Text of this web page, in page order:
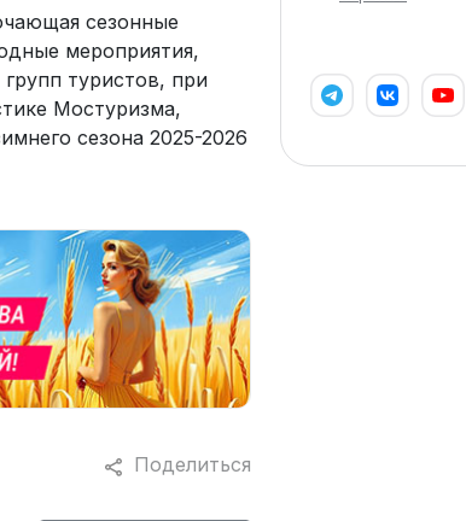
сезонные
мероприятия,
туристов, при
Мостуризма,
сезона 2025-2026
Поделиться